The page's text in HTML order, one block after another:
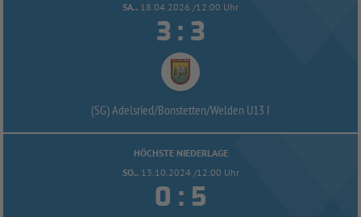
SA.. 18.04.2026 /12:00 Uhr
 : 
(SG) Adelsried/Bonstetten/Welden U13 I
HÖCHSTE NIEDERLAGE
SO.. 13.10.2024 /12:00 Uhr
 : 